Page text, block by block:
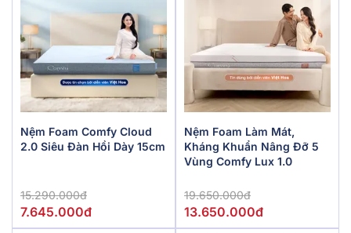
Nệm Foam Comfy Cloud
2.0 Siêu Đàn Hồi Dày 15cm
15.290.000đ
7.645.000đ
Nệm Foam Làm Mát,
Kháng Khuẩn Nâng Đỡ 5
Vùng Comfy Lux 1.0
19.650.000đ
13.650.000đ